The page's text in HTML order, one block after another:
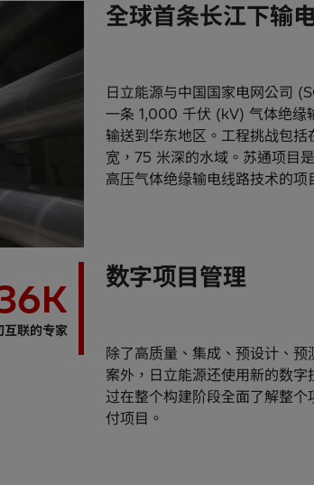
全球首条长江下输
日立能源与中国国家电网公司
一条 1,000 千伏 (kV) 气体绝缘
输送到华东地区。工程挑战包
宽，75 米深的水域。苏通项目
高压气体绝缘输电线路技术的项
K
互联的专家
数字项目管理
除了高质量、集成、预设计、
案外，日立能源还使用新的数字
过在整个构建阶段全面了解整个
付项目。